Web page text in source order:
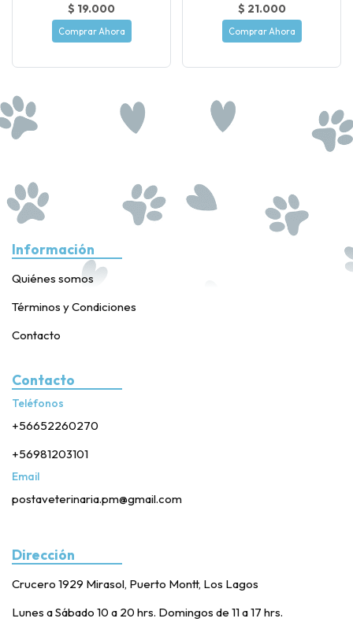
$ 19.000
Comprar Ahora
$ 21.000
Comprar Ahora
Información
Quiénes somos
Términos y Condiciones
Contacto
Contacto
Teléfonos
+56652260270
+56981203101
Email
postaveterinaria.pm@gmail.com
Dirección
Crucero 1929 Mirasol, Puerto Montt, Los Lagos
Lunes a Sábado 10 a 20 hrs. Domingos de 11 a 17 hrs.